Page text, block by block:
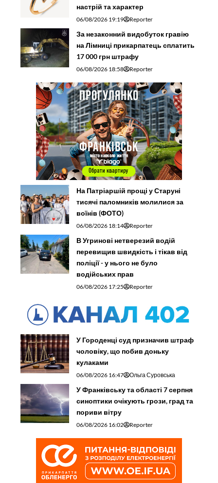
настрій та характер
06/08/2026 19:19 Reporter
За незаконний видобуток гравію
на Лімниці прикарпатець сплатить
17 000 грн штрафу
06/08/2026 18:58 Reporter
На Патріаршій прощі у Старуні
тисячі паломників молилися за
воїнів (ФОТО)
06/08/2026 18:14 Reporter
В Угринові нетверезий водій
перевищив швидкість і тікав від
поліції - у нього не було
водійських прав
06/08/2026 17:25 Reporter
У Городенці суд призначив штраф
чоловіку, що побив доньку
кулаками
06/08/2026 16:47 Ольга Суровська
У Франківську та області 7 серпня
синоптики очікують грози, град та
пориви вітру
06/08/2026 16:02 Reporter